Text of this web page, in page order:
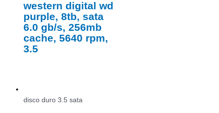
western digital wd
purple, 8tb, sata
6.0 gb/s, 256mb
cache, 5640 rpm,
3.5
disco duro 3.5 sata